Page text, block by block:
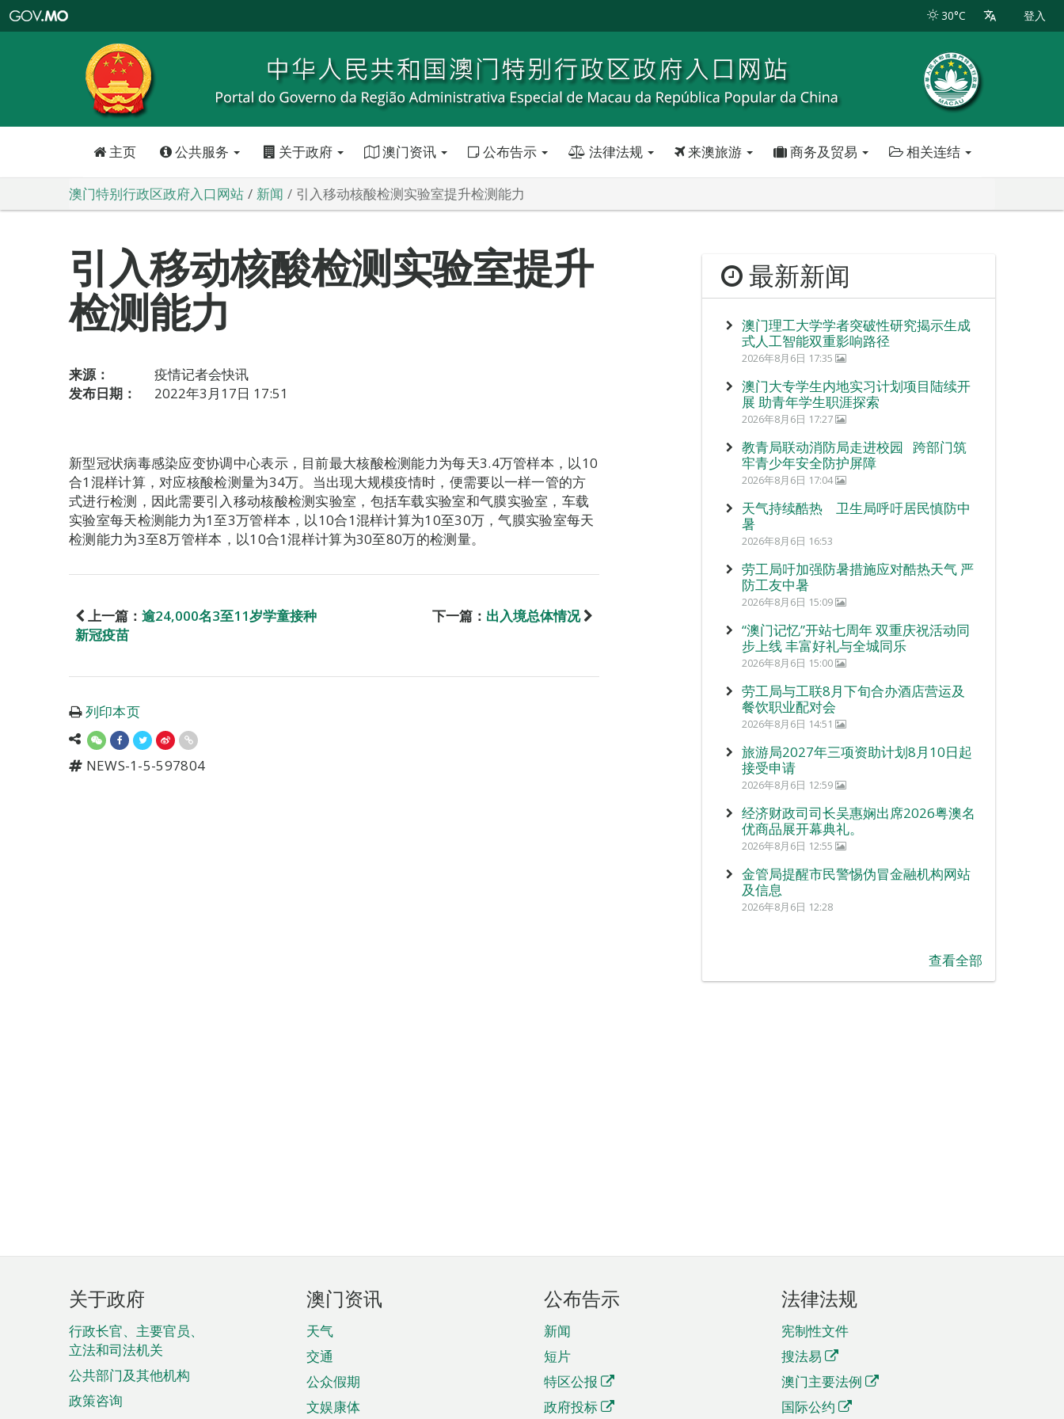
特
政
区
政
口
30°C 登入
主页 公共服务 关于政府 澳门资讯 公布告示 法律法规 来澳旅游 商务及贸易 相关连结
澳门特别行政区政府入口网站 新闻 引入移动核酸检测实验室提升检测能力
引入移动核酸检测实验室提升
检测能力
来源：
疫情记者会快讯
发布日期：
2022年3月17日 17:51
新型冠状病毒感染应变协调中心表示，目前最大核酸检测能力为每天3.4万管样本，以10
合1混样计算，对应核酸检测量为34万。当出现大规模疫情时，便需要以一样一管的方
式进行检测，因此需要引入移动核酸检测实验室，包括车载实验室和气膜实验室，车载
实验室每天检测能力为1至3万管样本，以10合1混样计算为10至30万，气膜实验室每天
检测能力为3至8万管样本，以10合1混样计算为30至80万的检测量。
上一篇： 逾24,000名3至11岁学童接种
新冠疫苗
下一篇： 出入境总体情况
列印本页
NEWS-1-5-597804
最新新闻
澳门理工大学学者突破性研究揭示生成
式人工智能双重影响路径
2026年8月6日 17:35
澳门大专学生内地实习计划项目陆续开
展 助青年学生职涯探索
2026年8月6日 17:27
教青局联动消防局走进校园 跨部门筑
牢青少年安全防护屏障
2026年8月6日 17:04
天气持续酷热 卫生局呼吁居民慎防中
暑
2026年8月6日 16:53
劳工局吁加强防暑措施应对酷热天气 严
防工友中暑
2026年8月6日 15:09
“澳门记忆”开站七周年 双重庆祝活动同
步上线 丰富好礼与全城同乐
2026年8月6日 15:00
劳工局与工联8月下旬合办酒店营运及
餐饮职业配对会
2026年8月6日 14:51
旅游局2027年三项资助计划8月10日起
接受申请
2026年8月6日 12:59
经济财政司司长吴惠娴出席2026粤澳名
优商品展开幕典礼。
2026年8月6日 12:55
金管局提醒市民警惕伪冒金融机构网站
及信息
2026年8月6日 12:28
查看全部
页
脚
菜
单
关于政府
行政长官、主要官员、
立法和司法机关
公共部门及其他机构
政策咨询
澳门资讯
天气
交通
公众假期
文娱康体
公布告示
新闻
短片
特区公报
政府投标
法律法规
宪制性文件
搜法易
澳门主要法例
国际公约